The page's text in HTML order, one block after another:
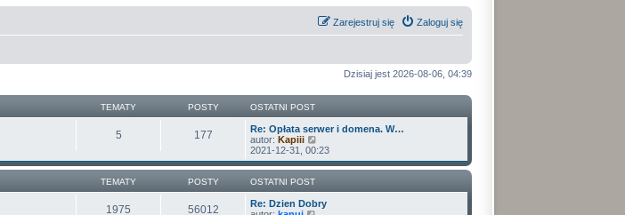
Zaloguj się
Zarejestruj się
Dzisiaj jest 2026-08-06, 04:39
TEMATY POSTY OSTATNI POST
5 177
Re: Opłata serwer i domena. W…
autor: Kapiii
y
ś
w
e
t
2021-12-31, 00:23
TEMATY POSTY OSTATNI POST
1975 56012
Re: Dzien Dobry